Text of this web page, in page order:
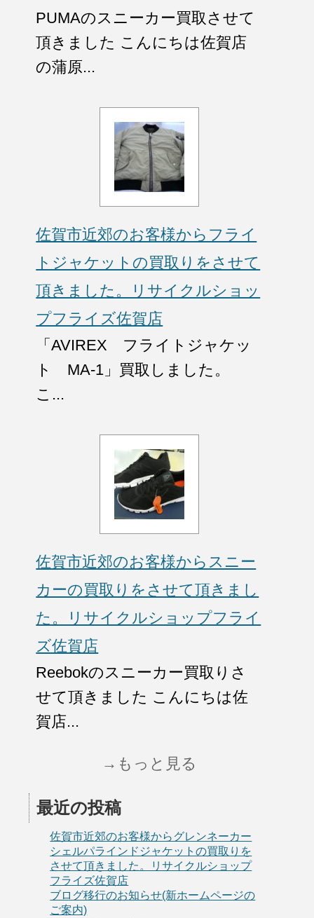
PUMAのスニーカー買取させて
頂きました こんにちは佐賀店
の蒲原...
佐賀市近郊のお客様からフライ
トジャケットの買取りをさせて
頂きました。リサイクルショッ
プフライズ佐賀店
「AVIREX フライトジャケッ
ト MA-1」買取しました。
こ...
佐賀市近郊のお客様からスニー
カーの買取りをさせて頂きまし
た。リサイクルショップフライ
ズ佐賀店
Reebokのスニーカー買取りさ
せて頂きました こんにちは佐
賀店...
→もっと見る
最近の投稿
佐賀市近郊のお客様からグレンネーカー
シェルパラインドジャケットの買取りを
させて頂きました。リサイクルショップ
フライズ佐賀店
ブログ移行のお知らせ(新ホームページの
ご案内)